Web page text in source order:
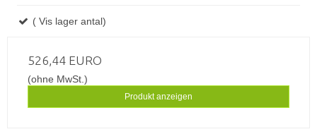
( Vis lager antal)
526,44 EURO
(ohne MwSt.)
Produkt anzeigen